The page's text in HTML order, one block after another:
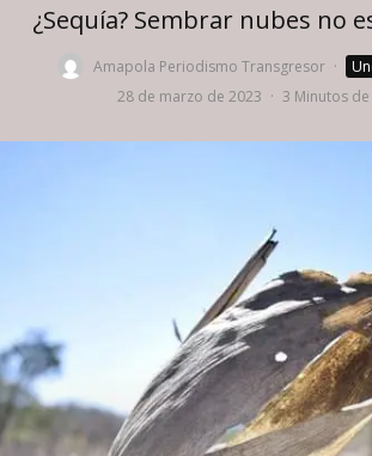
¿Sequía? Sembrar nubes no
Amapola Periodismo Transgresor ·
28 de marzo de 2023 · 3 Minutos